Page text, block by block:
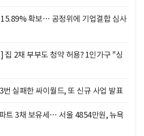
확보… 공정위에 기업결합 심사
집 2채 부부도 청약 허용? 1인가구 "싱
번 실패한 싸이월드, 또 신규 사업 발표
트 3채 보유세… 서울 4854만원, 뉴욕